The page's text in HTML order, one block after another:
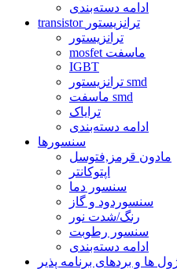
ادامه دسته‌بندی
transistor ترانزیستور
ترانزیستور
mosfet ماسفت
IGBT
ترانزیستور smd
ماسفت smd
ترایاک
ادامه دسته‌بندی
سنسورها
مادون قرمز,فتوسل
اپتوکانتر
سنسور دما
سنسوردود و گاز
رنگ/شدت نور
سنسور رطوبت
ادامه دسته‌بندی
ها و بردهای برنامه پذیر